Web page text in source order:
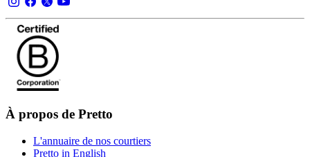
À propos de Pretto
L'annuaire de nos courtiers
Pretto in English